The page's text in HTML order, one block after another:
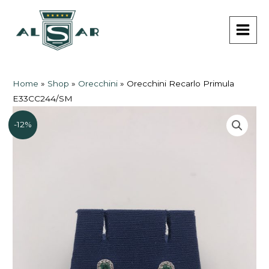
contenuto
Home » Shop » Orecchini » Orecchini Recarlo Primula
E33CC244/SM
-12%